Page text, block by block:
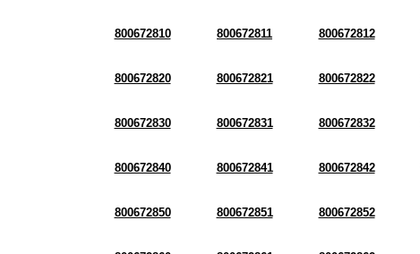
800672810 800672811 800672812
800672820 800672821 800672822
800672830 800672831 800672832
800672840 800672841 800672842
800672850 800672851 800672852